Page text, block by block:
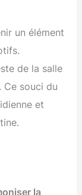
un élément
de la salle
Ce souci du
et
la